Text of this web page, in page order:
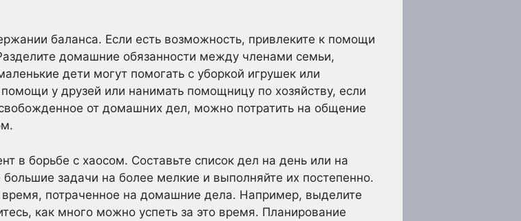
баланса. Если есть возможность, привлеките к помощи
домашние обязанности между членами семьи,
дети могут помогать с уборкой игрушек или
у друзей или нанимать помощницу по хозяйству, если
от домашних дел, можно потратить на общение
в борьбе с хаосом. Составьте список дел на день или на
задачи на более мелкие и выполняйте их постепенно.
время, потраченное на домашние дела. Например, выделите
как много можно успеть за это время. Планирование